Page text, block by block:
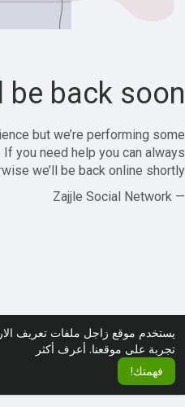
يستخدم موقع زاجل ملفات تعريف
تجربة على موقعنا. أعرف أكثر
فهمتك!
be back soon!
but we’re performing some
you need help you can always
we’ll be back online shortly!
— Zajjle Social Network